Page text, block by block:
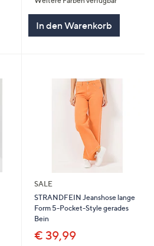
In den Warenkorb
SALE
STRANDFEIN Jeanshose lange
Form 5-Pocket-Style gerades
Bein
€ 39,99